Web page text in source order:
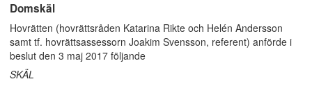
Domskäl
Hovrätten (hovrättsråden Katarina Rikte och Helén Andersson
samt tf. hovrättsassessorn Joakim Svensson, referent) anförde i
beslut den 3 maj 2017 följande
SKÄL